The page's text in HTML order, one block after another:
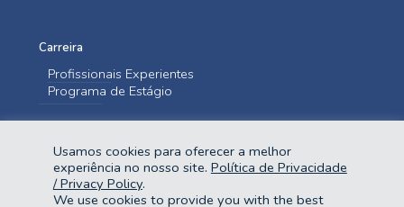
Carreira
Profissionais Experientes
Programa de Estágio
Fale Conosco
Usamos cookies para oferecer a melhor
experiência no nosso site. Política de Privacidade
/ Privacy Policy.
We use cookies to provide you with the best